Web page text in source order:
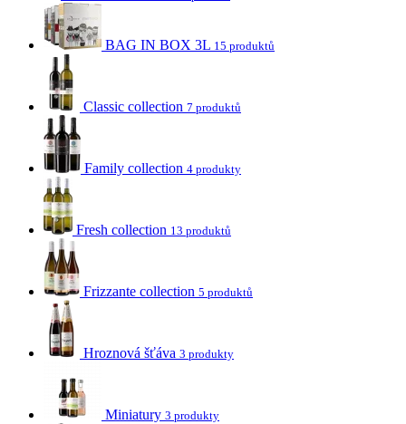
BAG IN BOX 3L 15 produktů
Classic collection 7 produktů
Family collection 4 produkty
Fresh collection 13 produktů
Frizzante collection 5 produktů
Hroznová šťáva 3 produkty
Miniatury 3 produkty